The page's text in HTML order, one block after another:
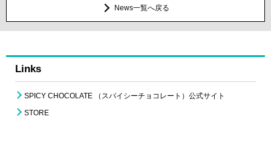
News一覧へ戻る
Links
SPICY CHOCOLATE （スパイシーチョコレート）公式サイト
STORE